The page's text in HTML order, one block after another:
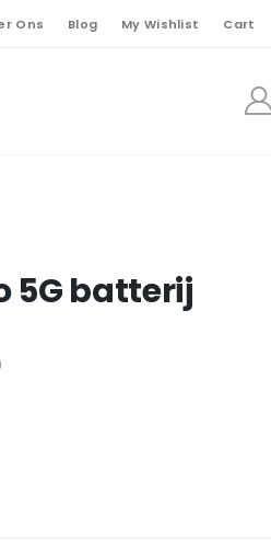
Ons Blog My Wishlist Cart
5G batterij